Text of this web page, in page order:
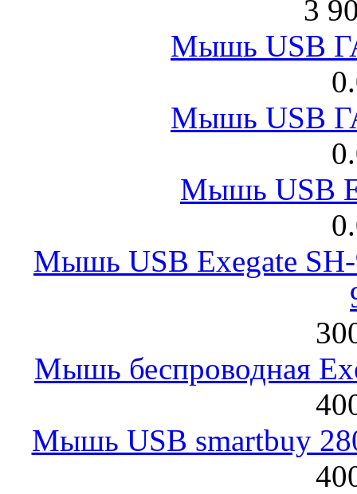
3
Мышь USB
Мышь USB
Мышь USB
Мышь USB Exegate
Мышь беспроводная
Мышь USB smartbuy